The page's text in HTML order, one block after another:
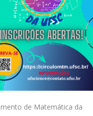
de Matemática da